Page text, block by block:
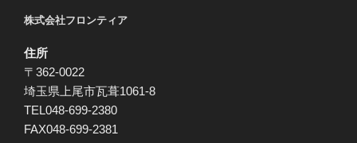
株式会社フロンティア
住所
〒362-0022
埼玉県上尾市瓦葺1061-8
TEL048-699-2380
FAX048-699-2381